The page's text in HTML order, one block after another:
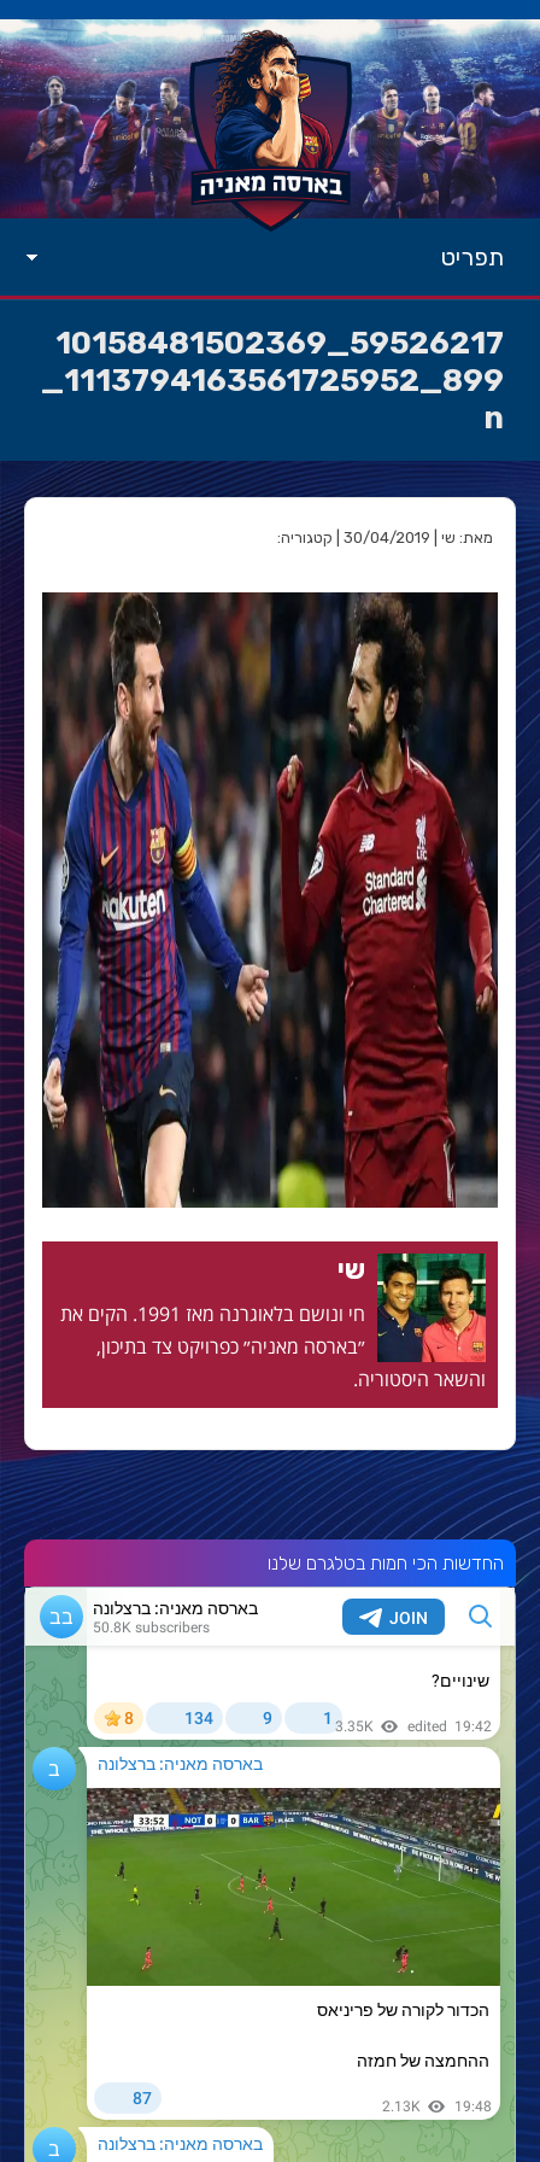
תפריט
59526217_10158481502369
899_1113794163561725952_
n
מאת: שי | 30/04/2019 | קטגוריה:
שי
חי ונושם בלאוגרנה מאז 1991. הקים את
״בארסה מאניה״ כפרויקט צד בתיכון,
והשאר היסטוריה.
החדשות הכי חמות בטלגרם שלנו